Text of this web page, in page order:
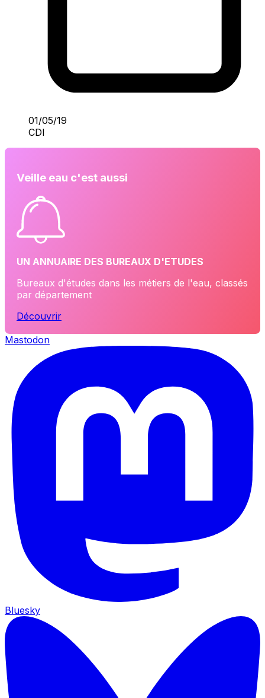
01/05/19
CDI
Veille eau c'est aussi
UN ANNUAIRE DES BUREAUX D'ETUDES
Bureaux d'études dans les métiers de l'eau, classés
par département
Découvrir
Mastodon
Bluesky